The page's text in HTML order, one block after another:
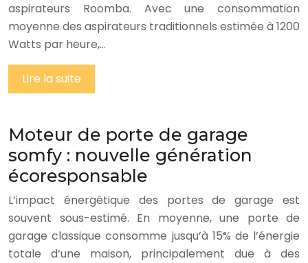
aspirateurs Roomba. Avec une consommation
moyenne des aspirateurs traditionnels estimée à 1200
Watts par heure,…
Lire la suite
Moteur de porte de garage
somfy : nouvelle génération
écoresponsable
L’impact énergétique des portes de garage est
souvent sous-estimé. En moyenne, une porte de
garage classique consomme jusqu’à 15% de l’énergie
totale d’une maison, principalement due à des